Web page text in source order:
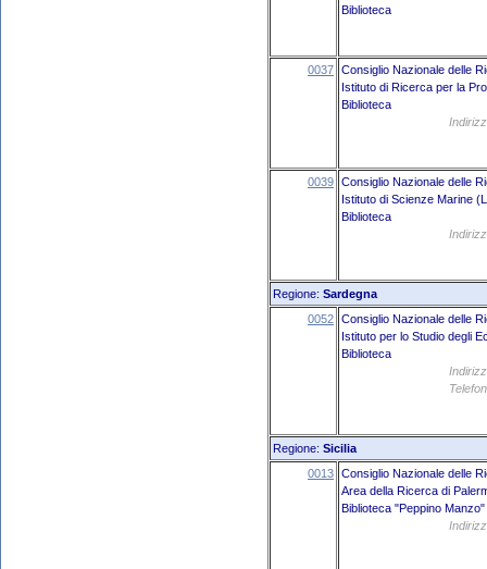
Biblioteca
0037 Consiglio Nazionale delle
Istituto di Ricerca per la
Biblioteca
0039 Consiglio Nazionale delle
Istituto di Scienze Marine
Biblioteca
Regione: Sardegna
0052 Consiglio Nazionale delle
Istituto per lo Studio degli
Biblioteca
Regione: Sicilia
0013 Consiglio Nazionale delle
Area della Ricerca di
Biblioteca "Peppino Manzo"